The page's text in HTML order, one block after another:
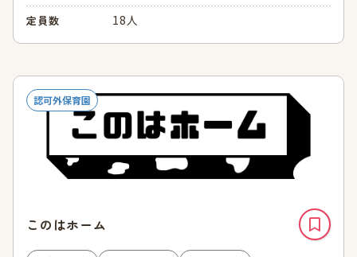
定員数 18人
認可外保育園
このはホーム